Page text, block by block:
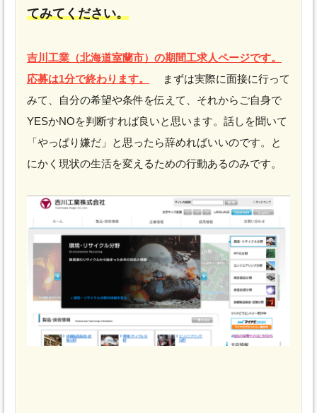
てみてください。
吉川工業（北海道室蘭市）の期間工求人ページです。
応募は1分で終わります。
まずは実際に面接に行って
みて、自分の希望や条件を伝えて、それからご自身で
YESかNOを判断すれば良いと思います。話しを聞いて
「やっぱり嫌だ」と思ったら辞めればいいのです。と
にかく現状の生活を変えるための行動あるのみです。